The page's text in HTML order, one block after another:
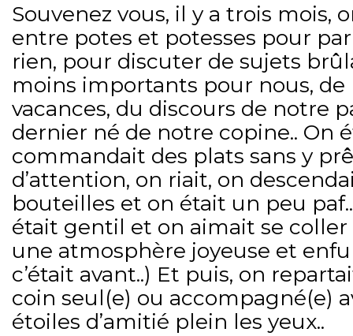
Souvenez vous, il y a trois mois,
entre potes et potesses pour
rien, pour discuter de sujets
moins importants pour nous, de
vacances, du discours de notre
dernier né de notre copine.. On
commandait des plats sans y
d’attention, on riait, on
bouteilles et on était un peu
était gentil et on aimait se coller
une atmosphère joyeuse et
c’était avant..) Et puis, on
coin seul(e) ou accompagné(e)
étoiles d’amitié plein les yeux..